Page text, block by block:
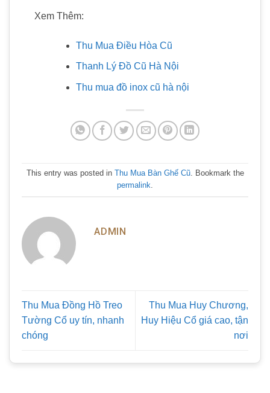
Xem Thêm:
Thu Mua Điều Hòa Cũ
Thanh Lý Đồ Cũ Hà Nội
Thu mua đồ inox cũ hà nội
This entry was posted in Thu Mua Bàn Ghế Cũ. Bookmark the
permalink.
ADMIN
Thu Mua Đồng Hồ Treo
Tường Cổ uy tín, nhanh
chóng
Thu Mua Huy Chương,
Huy Hiệu Cổ giá cao, tận
nơi